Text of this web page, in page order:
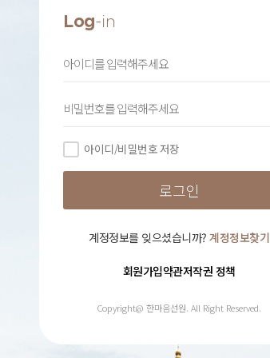
Log-in
아이디/비밀번호 저장
계정정보를 잊으셨습니까? 계정정보찾기
회원가입약관저작권 정책
Copyright@ 한마음선원. All Right Reserved.